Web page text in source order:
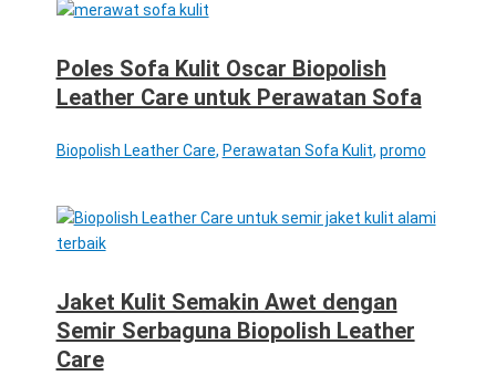
Poles Sofa Kulit Oscar Biopolish
Leather Care untuk Perawatan Sofa
Biopolish Leather Care, Perawatan Sofa Kulit, promo
Jaket Kulit Semakin Awet dengan
Semir Serbaguna Biopolish Leather
Care